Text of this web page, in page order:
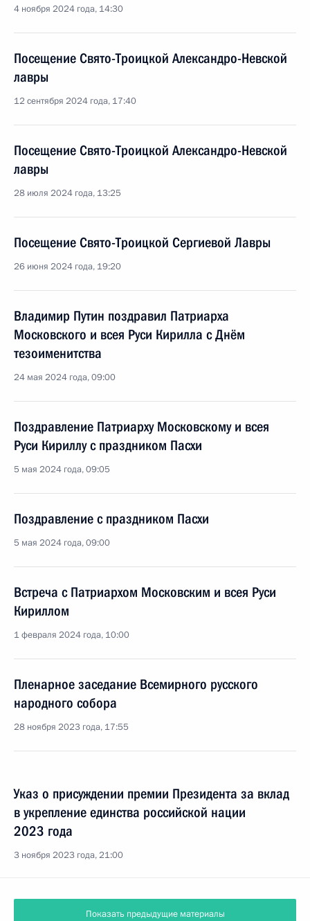
4 ноября 2024 года, 14:30
Посещение Свято-Троицкой Александро-Невской
лавры
12 сентября 2024 года, 17:40
Посещение Свято-Троицкой Александро-Невской
лавры
28 июля 2024 года, 13:25
Посещение Свято-Троицкой Сергиевой Лавры
26 июня 2024 года, 19:20
Владимир Путин поздравил Патриарха
Московского и всея Руси Кирилла с Днём
тезоименитства
24 мая 2024 года, 09:00
Поздравление Патриарху Московскому и всея
Руси Кириллу с праздником Пасхи
5 мая 2024 года, 09:05
Поздравление с праздником Пасхи
5 мая 2024 года, 09:00
Встреча с Патриархом Московским и всея Руси
Кириллом
1 февраля 2024 года, 10:00
Пленарное заседание Всемирного русского
народного собора
28 ноября 2023 года, 17:55
Указ о присуждении премии Президента за вклад
в укрепление единства российской нации
2023 года
3 ноября 2023 года, 21:00
Показать предыдущие материалы